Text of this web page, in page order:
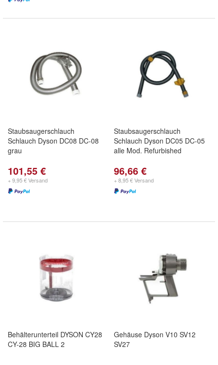
Staubsaugerschlauch
Schlauch Dyson DC08 DC-08
grau
101,55 €
+ 9,95 € Versand
Staubsaugerschlauch
Schlauch Dyson DC05 DC-05
alle Mod. Refurbished
96,66 €
+ 8,95 € Versand
Behälterunterteil DYSON CY28
CY-28 BIG BALL 2
Gehäuse Dyson V10 SV12
SV27